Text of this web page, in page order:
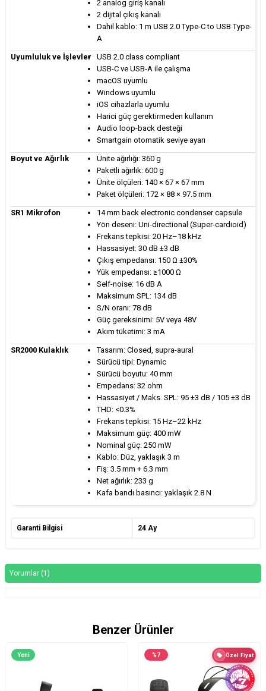
2 analog giriş kanalı
2 dijital çıkış kanalı
Dahil kablo: 1 m USB 2.0 Type-C to USB Type-
A
Uyumluluk ve İşlevler
USB 2.0 class compliant
USB-C ve USB-A ile çalışma
macOS uyumlu
Windows uyumlu
iOS cihazlarla uyumlu
Harici güç gerektirmeden kullanım
Audio loop-back desteği
Smartgain otomatik seviye ayarı
Boyut ve Ağırlık
Ünite ağırlığı: 360 g
Paketli ağırlık: 600 g
Ünite ölçüleri: 140 × 67 × 67 mm
Paket ölçüleri: 172 × 88 × 97.5 mm
SR1 Mikrofon
14 mm back electronic condenser capsule
Yön deseni: Uni-directional (Super-cardioid)
Frekans tepkisi: 20 Hz–18 kHz
Hassasiyet: 30 dB ±3 dB
Çıkış empedansı: 150 Ω ±30%
Yük empedansı: ≥1000 Ω
Self-noise: 16 dB A
Maksimum SPL: 134 dB
S/N oranı: 78 dB
Güç gereksinimi: 5V veya 48V
Akım tüketimi: 3 mA
SR2000 Kulaklık
Tasarım: Closed, supra-aural
Sürücü tipi: Dynamic
Sürücü boyutu: 40 mm
Empedans: 32 ohm
Hassasiyet / Maks. SPL: 95 ±3 dB / 105 ±3 dB
THD: <0.3%
Frekans tepkisi: 15 Hz–22 kHz
Maksimum güç: 400 mW
Nominal güç: 250 mW
Kablo: Düz, yaklaşık 3 m
Fiş: 3.5 mm + 6.3 mm
Net ağırlık: 233 g
Kafa bandı basıncı: yaklaşık 2.8 N
Garanti Bilgisi 24 Ay
Yorumlar (1)
Benzer Ürünler
Yeni %7 Özel Fiyat